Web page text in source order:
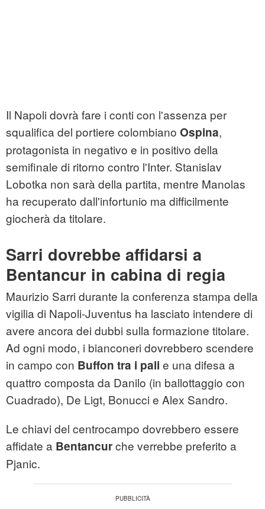
Il Napoli dovrà fare i conti con l'assenza per
squalifica del portiere colombiano Ospina,
protagonista in negativo e in positivo della
semifinale di ritorno contro l'Inter. Stanislav
Lobotka non sarà della partita, mentre Manolas
ha recuperato dall'infortunio ma difficilmente
giocherà da titolare.
Sarri dovrebbe affidarsi a
Bentancur in cabina di regia
Maurizio Sarri durante la conferenza stampa della
vigilia di Napoli-Juventus ha lasciato intendere di
avere ancora dei dubbi sulla formazione titolare.
Ad ogni modo, i bianconeri dovrebbero scendere
in campo con Buffon tra i pali e una difesa a
quattro composta da Danilo (in ballottaggio con
Cuadrado), De Ligt, Bonucci e Alex Sandro.
Le chiavi del centrocampo dovrebbero essere
affidate a Bentancurche verrebbe preferito a
Pjanic.